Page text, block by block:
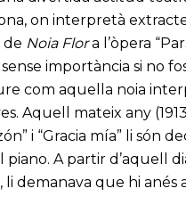
on interpretà
de Noia Flora l’òpera
importància si no
com aquella noia
Aquell mateix any
i “Gracia mía” li són
A partir d’aquell
li demanava que hi anés